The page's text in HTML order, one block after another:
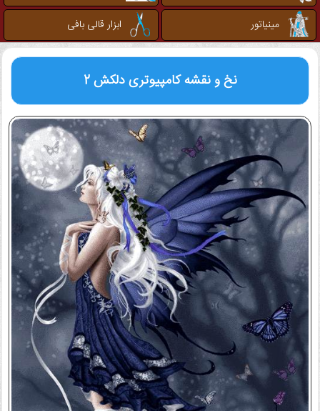
مینیاتور
ابزار قالی بافی
نخ و نقشه کامپیوتریدلکش 2